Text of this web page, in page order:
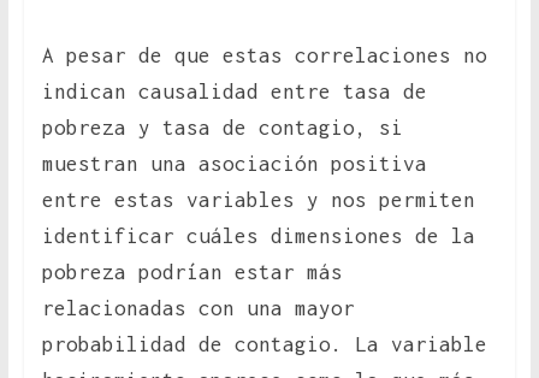
A pesar de que estas correlaciones no
indican causalidad entre tasa de
pobreza y tasa de contagio, si
muestran una asociación positiva
entre estas variables y nos permiten
identificar cuáles dimensiones de la
pobreza podrían estar más
relacionadas con una mayor
probabilidad de contagio. La variable